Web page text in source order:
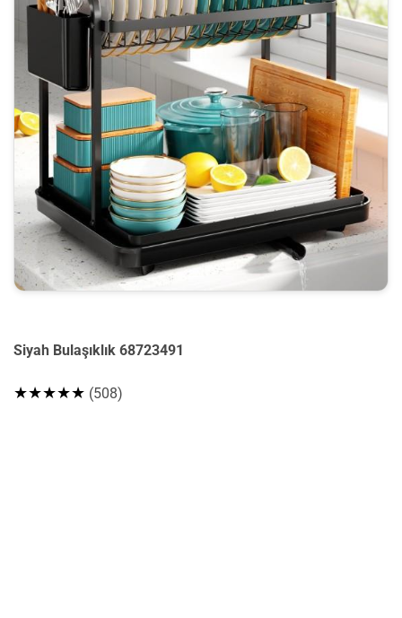
Siyah Bulaşıklık 68723491
★★★★★ (508)